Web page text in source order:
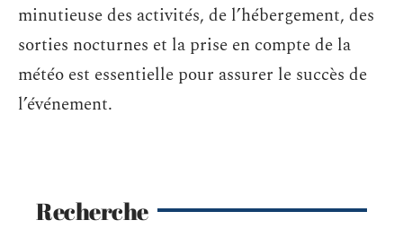
minutieuse des activités, de l’hébergement, des
sorties nocturnes et la prise en compte de la
météo est essentielle pour assurer le succès de
l’événement.
Recherche